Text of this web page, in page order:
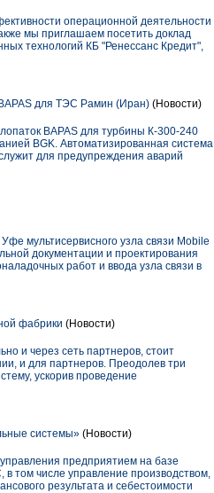
операционной деятельности
мы приглашаем посетить доклад
технологий КБ "Ренессанс Кредит",
для ТЭС Рамин (Иран) (Новости)
BAPAS для турбины К-300-240
BGK. Автоматизированная система
для предупреждения аварий
мультисервисного узла связи Mobile
документации и проектирования
работ и ввода узла связи в
фабрики (Новости)
и через сеть партнеров, стоит
и для партнеров. Преодолев три
ускорив проведение
системы» (Новости)
предприятием на базе
том числе управление производством,
результата и себестоимости